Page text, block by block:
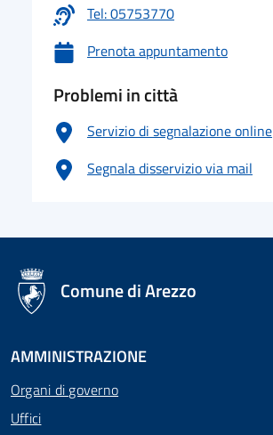
Tel: 05753770
Prenota appuntamento
Problemi in città
Servizio di segnalazione online
Segnala disservizio via mail
logo Unione Europea
Comune di Arezzo
AMMINISTRAZIONE
Organi di governo
Uffici